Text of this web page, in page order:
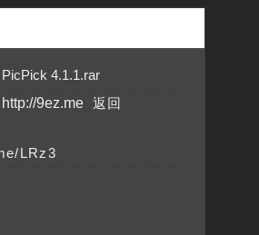
4.1.1.rar
http://9ez.me